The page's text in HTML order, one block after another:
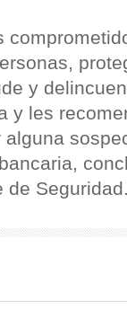
y
y les
de